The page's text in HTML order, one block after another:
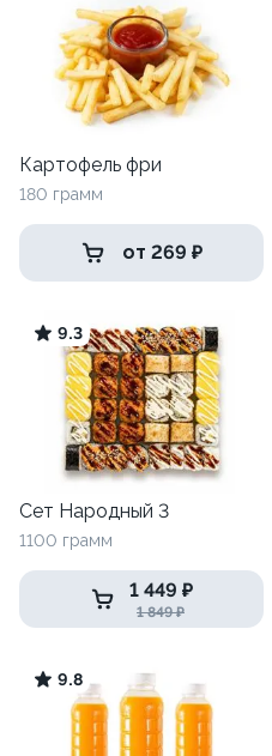
Картофель фри
180 грамм
от 269 ₽
9.3
Сет Народный 3
1100 грамм
1 449 ₽
1 849 ₽
9.8